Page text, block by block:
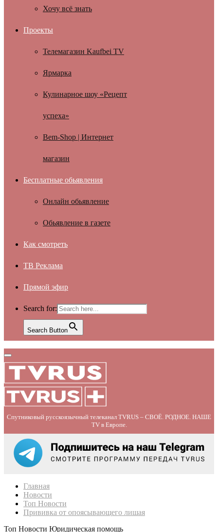
Хочу всё знать
Проекты
Телемагазин Kaufbei TV
Ярмарка
Кулинарное шоу «Рецепт
успеха»
Bem-Shop | Интернет
магазин
Бесплатные обьявления
Онлайн обьявление
Обьявление в газете
Как смотреть
ТВ Реклама
Прямой эфир
Search for:
Search Button
Primary
Menu
Спутниковый русскоязычный телеканал TVRUS – СВОЁ. РОДНОЕ. НАШЕ
TV в Европе.
Главная
Новости
Топ Новости
Прививка от опоясывающего лишая
Топ Новости Юридическая помощь